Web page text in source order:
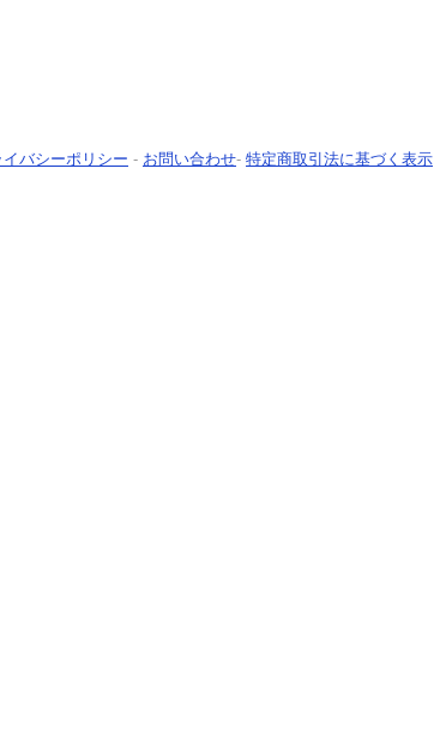
イバシーポリシー - お問い合わせ- 特定商取引法に基づく表示